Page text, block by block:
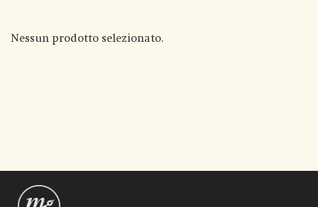
Nessun prodotto selezionato.